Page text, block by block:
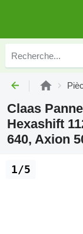
Claas
Hexashift
640, Axion
1/5